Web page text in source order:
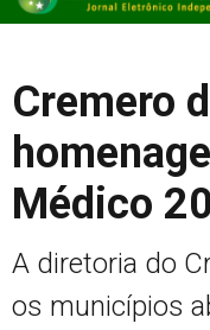
Cremero
Médico
A diretoria do
os municípios